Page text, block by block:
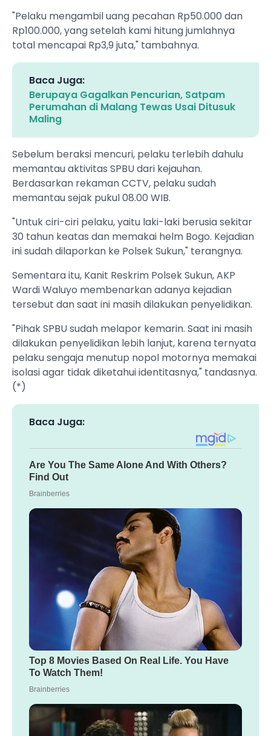
"Pelaku mengambil uang pecahan Rp50.000 dan
Rp100.000, yang setelah kami hitung jumlahnya
total mencapai Rp3,9 juta," tambahnya.
Baca Juga:
Berupaya Gagalkan Pencurian, Satpam
Perumahan di Malang Tewas Usai Ditusuk
Maling
Sebelum beraksi mencuri, pelaku terlebih dahulu
memantau aktivitas SPBU dari kejauhan.
Berdasarkan rekaman CCTV, pelaku sudah
memantau sejak pukul 08.00 WIB.
"Untuk ciri-ciri pelaku, yaitu laki-laki berusia sekitar
30 tahun keatas dan memakai helm Bogo. Kejadian
ini sudah dilaporkan ke Polsek Sukun," terangnya.
Sementara itu, Kanit Reskrim Polsek Sukun, AKP
Wardi Waluyo membenarkan adanya kejadian
tersebut dan saat ini masih dilakukan penyelidikan.
"Pihak SPBU sudah melapor kemarin. Saat ini masih
dilakukan penyelidikan lebih lanjut, karena ternyata
pelaku sengaja menutup nopol motornya memakai
isolasi agar tidak diketahui identitasnya," tandasnya.
(*)
Baca Juga: